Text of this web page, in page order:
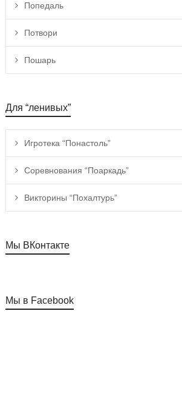
Попедаль
Потвори
Пошарь
Для “ленивых”
Игротека “Понастоль”
Соревнования “Поаркадь”
Викторины “Похалтурь”
Мы ВКонтакте
Мы в Facebook